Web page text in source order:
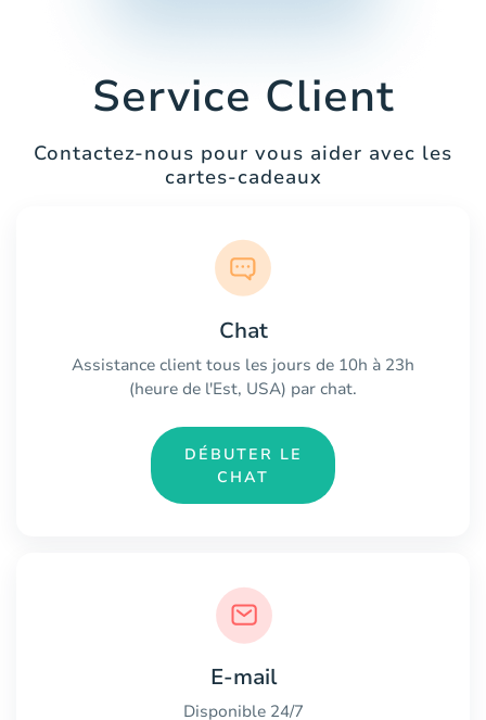
Service Client
Contactez-nous pour vous aider avec les
cartes-cadeaux
Chat
Assistance client tous les jours de 10h à 23h
(heure de l'Est, USA) par chat.
DÉBUTER LE
CHAT
E-mail
Disponible 24/7